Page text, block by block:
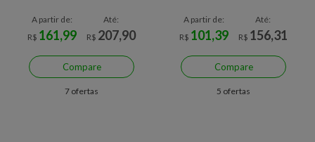
A partir de:
R$ 161,99
Até:
R$ 207,90
Compare
7 ofertas
A partir de:
R$ 101,39
Até:
R$ 156,31
Compare
5 ofertas